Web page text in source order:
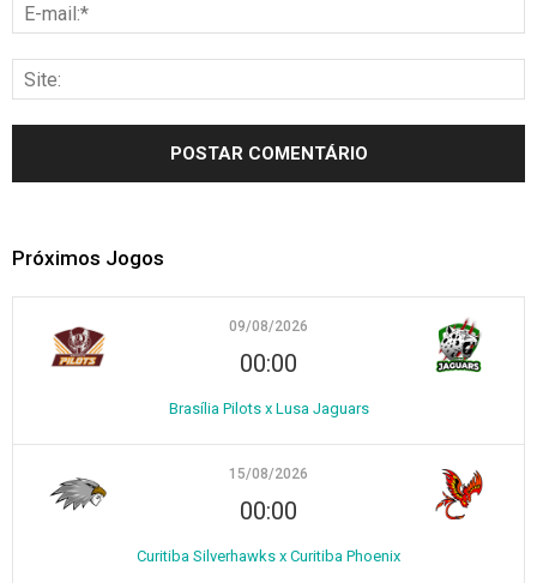
Próximos Jogos
09/08/2026
00:00
Brasília Pilots x Lusa Jaguars
15/08/2026
00:00
Curitiba Silverhawks x Curitiba Phoenix